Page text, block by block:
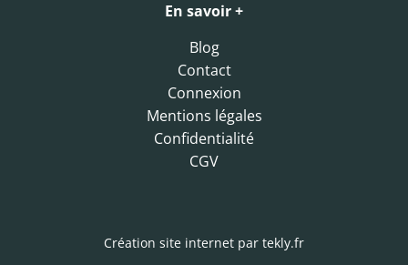
En savoir +
Blog
Contact
Connexion
Mentions légales
Confidentialité
CGV
Création site internet par tekly.fr